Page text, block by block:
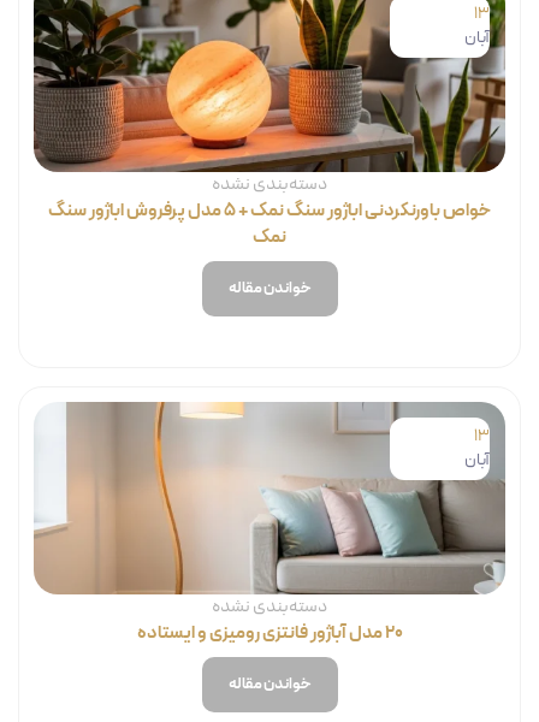
13
آبان
دسته‌بندی نشده
خواص باورنکردنی اباژور سنگ نمک + ۵ مدل پرفروش اباژور سنگ
نمک
خواندن مقاله
13
آبان
دسته‌بندی نشده
۲۰ مدل آباژور فانتزی رومیزی و ایستاده
خواندن مقاله